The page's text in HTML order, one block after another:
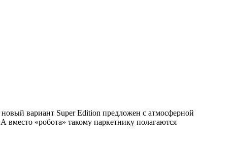
вариант Super Edition предложен с атмосферной
вместо «робота» такому паркетнику полагаются